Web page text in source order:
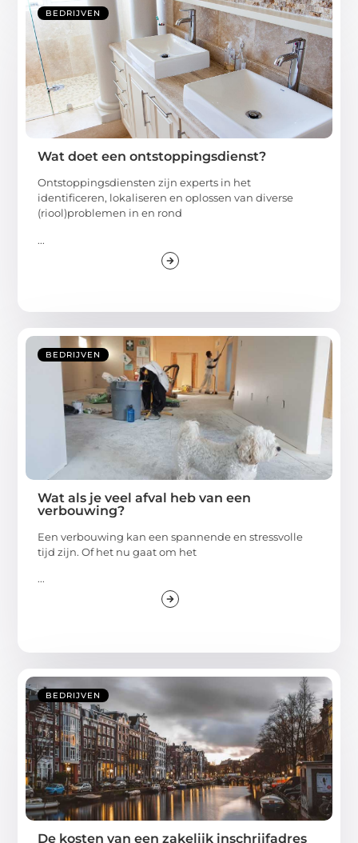
BEDRIJVEN
Wat doet een ontstoppingsdienst?
Ontstoppingsdiensten zijn experts in het
identificeren, lokaliseren en oplossen van diverse
(riool)problemen in en rond
...
BEDRIJVEN
Wat als je veel afval heb van een
verbouwing?
Een verbouwing kan een spannende en stressvolle
tijd zijn. Of het nu gaat om het
...
BEDRIJVEN
De kosten van een zakelijk inschrijfadres